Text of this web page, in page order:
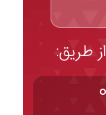
از طریق: